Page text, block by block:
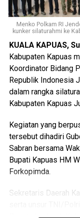
Nah saat pintu
menggedor hingga
sambil merusak
pertengkaran.
Tak lama kemudian
satu liter BBM jenis
barang milik korban
memicu kobaran api.
Akibat kebakaran
bakar, yakni Rah
korban luka
di antaranya pakaian
dituduh
Menko Polkam RI
kunker silaturahmi ke
KUALA KAPUAS,
Kabupaten Kapuas
Koordinator Bidang
Republik Indonesia
dalam rangka
Kabupaten Kapuas
Kegiatan yang
tersebut dihadiri
Sabran bersama
Bupati Kapuas HM
Forkopimda.
Sekretaris Daerah